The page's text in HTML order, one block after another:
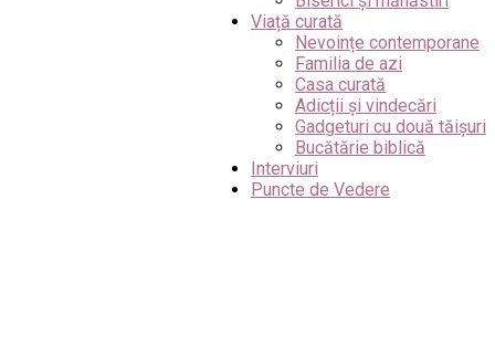
Viață curată
Nevoințe contemporane
Familia de azi
Casa curată
Adicții și vindecări
Gadgeturi cu două tăișuri
Bucătărie biblică
Interviuri
Puncte de Vedere